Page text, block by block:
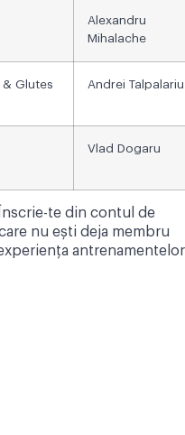
Alexandru
Mihalache
& Glutes Andrei Talpalariu
Vlad Dogaru
te din contul de
nu ești deja membru
antrenamentelor